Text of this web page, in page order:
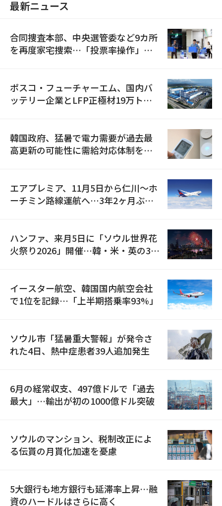
最新ニュース
合同捜査本部、中央選管委など9カ所
を再度家宅捜索…「投票率操作」の
ポスコ・フューチャーエム、国内バ
ッテリー企業とLFP正極材19万トン
韓国政府、猛暑で電力需要が過去最
高更新の可能性に需給対応体制を点
エアプレミア、11月5日から仁川〜ホ
ーチミン路線運航へ…3年2ヶ月ぶり
ハンファ、来月5日に「ソウル世界花
火祭り2026」開催…韓・米・英の3カ
イースター航空、韓国国内航空会社
で1位を記録…「上半期搭乗率93%」
ソウル市「猛暑重大警報」が発令さ
れた4日、熱中症患者39人追加発生
6月の経常収支、497億ドルで「過去
最大」…輸出が初の1000億ドル突破
ソウルのマンション、税制改正によ
る伝貰の月貰化加速を憂慮
5大銀行も地方銀行も延滞率上昇…融
資のハードルはさらに高く